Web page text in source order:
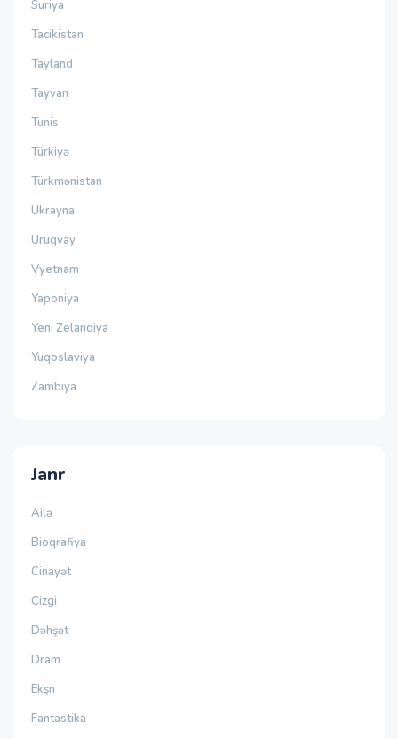
Suriya
Tacikistan
Tayland
Tayvan
Tunis
Türkiyə
Türkmənistan
Ukrayna
Uruqvay
Vyetnam
Yaponiya
Yeni Zelandiya
Yuqoslaviya
Zambiya
Janr
Ailə
Bioqrafiya
Cinayət
Cizgi
Dəhşət
Dram
Ekşn
Fantastika